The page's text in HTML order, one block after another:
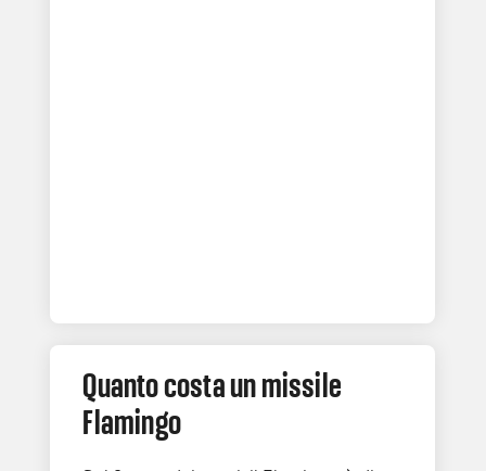
Quanto costa un missile
Flamingo